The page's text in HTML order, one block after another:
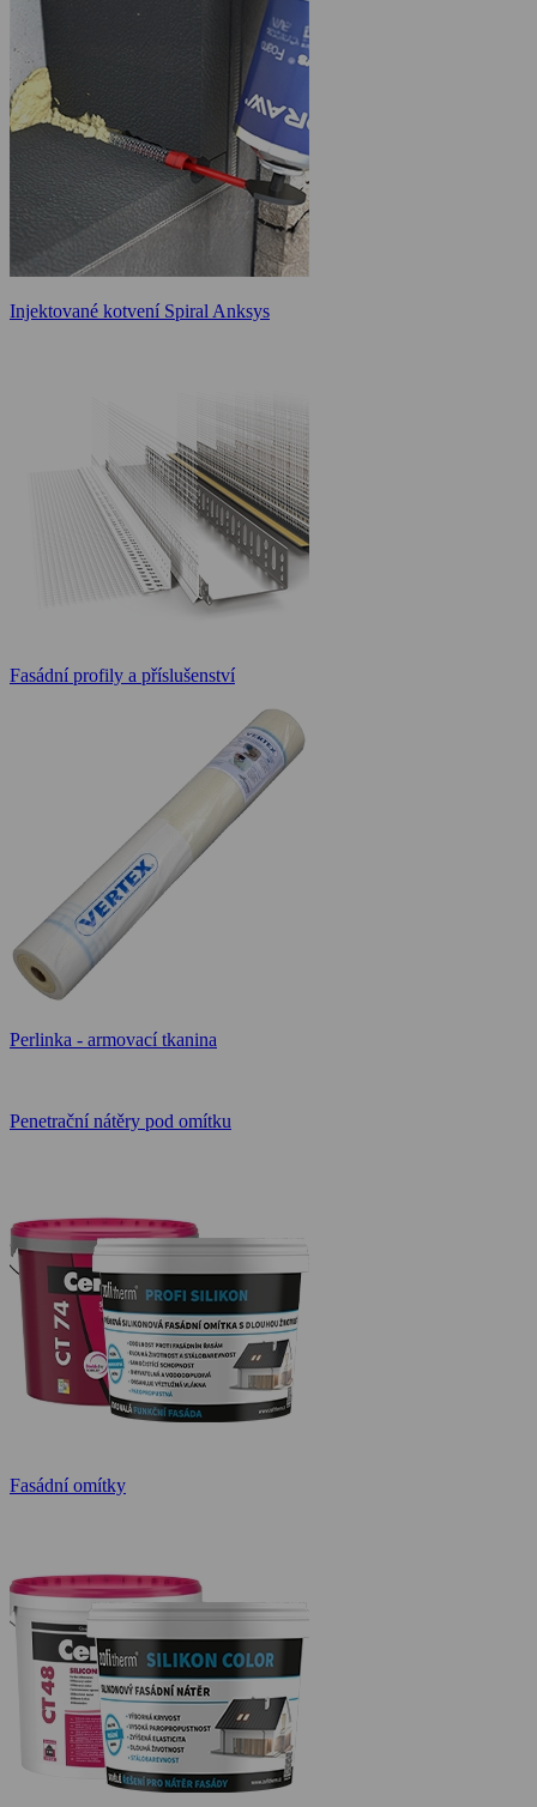
Injektované kotvení Spiral Anksys
Fasádní profily a příslušenství
Perlinka - armovací tkanina
Penetrační nátěry pod omítku
Fasádní omítky